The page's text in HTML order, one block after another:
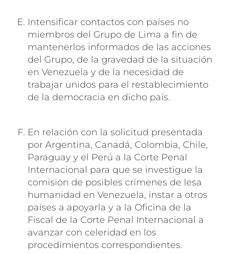
Intensificar contactos con países no
miembros del Grupo de Lima a fin de
mantenerlos informados de las acciones
del Grupo, de la gravedad de la situación
en Venezuela y de la necesidad de
trabajar unidos para el restablecimiento
de la democracia en dicho país.
En relación con la solicitud presentada
por Argentina, Canadá, Colombia, Chile,
Paraguay y el Perú a la Corte Penal
Internacional para que se investigue la
comisión de posibles crímenes de lesa
humanidad en Venezuela, instar a otros
países a apoyarla y a la Oficina de la
Fiscal de la Corte Penal Internacional a
avanzar con celeridad en los
procedimientos correspondientes.